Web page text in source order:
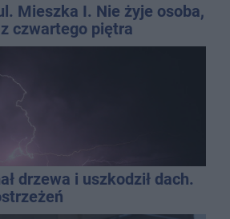
Mieszka I. Nie żyje osoba,
czwartego piętra
drzewa i uszkodził dach.